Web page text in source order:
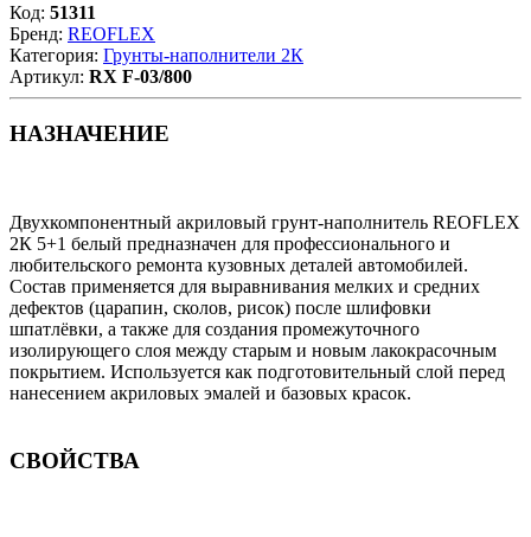
Код: 51311
Бренд: REOFLEX
Категория: Грунты-наполнители 2К
Артикул: RX F-03/800
НАЗНАЧЕНИЕ
Двухкомпонентный акриловый грунт-наполнитель REOFLEX
2К 5+1 белый предназначен для профессионального и
любительского ремонта кузовных деталей автомобилей.
Состав применяется для выравнивания мелких и средних
дефектов (царапин, сколов, рисок) после шлифовки
шпатлёвки, а также для создания промежуточного
изолирующего слоя между старым и новым лакокрасочным
покрытием. Используется как подготовительный слой перед
нанесением акриловых эмалей и базовых красок.
СВОЙСТВА